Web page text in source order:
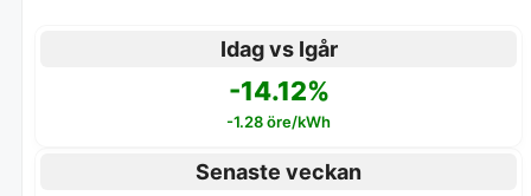
Idag vs Igår
-14.12%
-1.28 öre/kWh
Senaste veckan